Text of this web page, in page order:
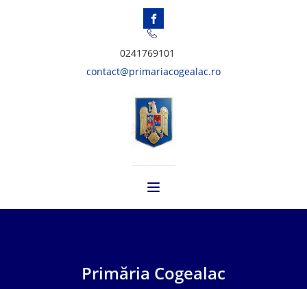
0241769101
contact@primariacogealac.ro
Primăria Cogealac